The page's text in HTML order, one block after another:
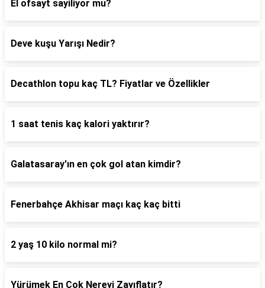
El ofsayt sayiliyor mu?
Deve kuşu Yarışı Nedir?
Decathlon topu kaç TL? Fiyatlar ve Özellikler
1 saat tenis kaç kalori yaktırır?
Galatasaray'ın en çok gol atan kimdir?
Fenerbahçe Akhisar maçı kaç kaç bitti
2 yaş 10 kilo normal mi?
Yürümek En Çok Nereyi Zayıflatır?